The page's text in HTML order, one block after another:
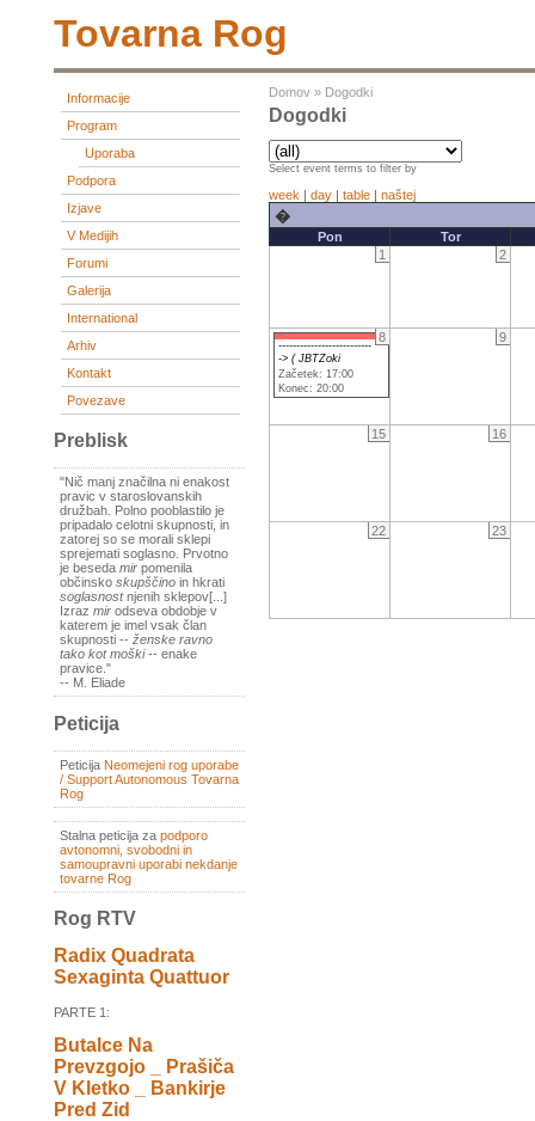
Tovarna Rog
Informacije
Program
Uporaba
Podpora
Izjave
V Medijih
Forumi
Galerija
International
Arhiv
Kontakt
Povezave
Preblisk
"Nič manj značilna ni enakost
pravic v staroslovanskih
družbah. Polno pooblastilo je
pripadalo celotni skupnosti, in
zatorej so se morali sklepi
sprejemati soglasno. Prvotno
je beseda mir pomenila
občinsko skupščino in hkrati
soglasnostnjenih sklepov[...]
Izraz mir odseva obdobje v
katerem je imel vsak član
skupnosti -- ženske ravno
tako kot moški-- enake
pravice."
-- M. Eliade
Peticija
Peticija Neomejeni rog uporabe
/ Support Autonomous Tovarna
Rog
Stalna peticija za podporo
avtonomni, svobodni in
samoupravni uporabi nekdanje
tovarne Rog
Rog RTV
Radix Quadrata
Sexaginta Quattuor
PARTE 1:
Butalce Na
Prevzgojo _ Prašiča
V Kletko _ Bankirje
Pred Zid
Domov » Dogodki
Dogodki
Select event terms to filter by
week | day | table | naštej
�
Pon
Tor
1
2
8
--------------------------
-> ( JBTZoki
Začetek: 17:00
Konec: 20:00
9
15 16
22 23